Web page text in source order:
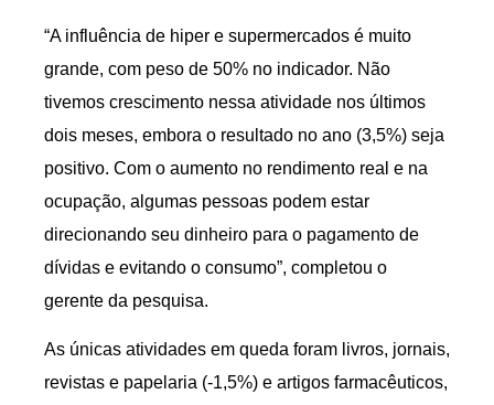
“A influência de hiper e supermercados é muito
grande, com peso de 50% no indicador. Não
tivemos crescimento nessa atividade nos últimos
dois meses, embora o resultado no ano (3,5%) seja
positivo. Com o aumento no rendimento real e na
ocupação, algumas pessoas podem estar
direcionando seu dinheiro para o pagamento de
dívidas e evitando o consumo”, completou o
gerente da pesquisa.
As únicas atividades em queda foram livros, jornais,
revistas e papelaria (-1,5%) e artigos farmacêuticos,